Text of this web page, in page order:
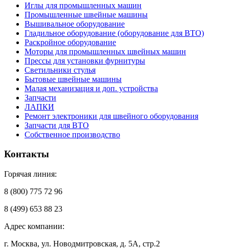
Иглы для промышленных машин
Промышленные швейные машины
Вышивальное оборудование
Гладильное оборудование (оборудование для ВТО)
Раскройное оборудование
Моторы для промышленных швейных машин
Прессы для установки фурнитуры
Светильники стулья
Бытовые швейные машины
Малая механизация и доп. устройства
Запчасти
ЛАПКИ
Ремонт электроники для швейного оборудования
Запчасти для ВТО
Собственное производство
Контакты
Горячая линия:
8 (800) 775 72 96
8 (499) 653 88 23
Адрес компании:
г. Москва, ул. Новодмитровская, д. 5А, стр.2